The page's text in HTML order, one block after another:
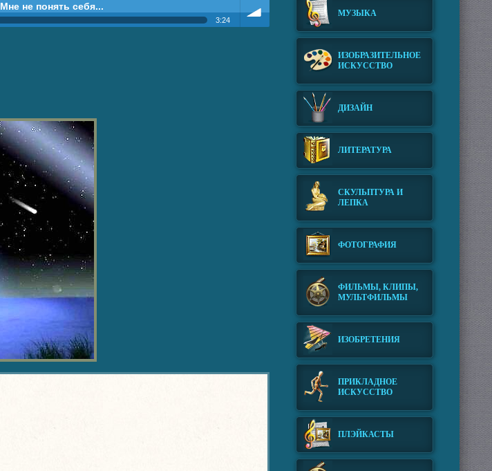
Мне не понять себя...
3:24
МУЗЫКА
ИЗОБРАЗИТЕЛЬНОЕ
ИСКУССТВО
ДИЗАЙН
ЛИТЕРАТУРА
СКУЛЬПТУРА И
ЛЕПКА
ФОТОГРАФИЯ
ФИЛЬМЫ, КЛИПЫ,
МУЛЬТФИЛЬМЫ
ИЗОБРЕТЕНИЯ
ПРИКЛАДНОЕ
ИСКУССТВО
ПЛЭЙКАСТЫ